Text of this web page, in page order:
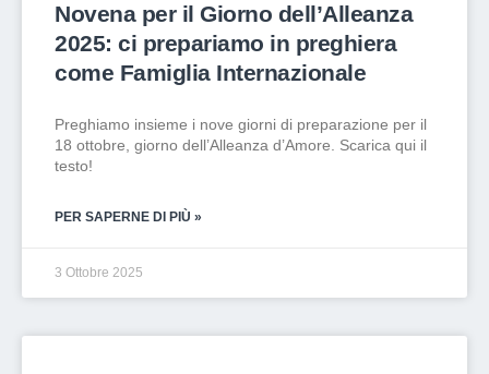
Novena per il Giorno dell’Alleanza
2025: ci prepariamo in preghiera
come Famiglia Internazionale
Preghiamo insieme i nove giorni di preparazione per il
18 ottobre, giorno dell’Alleanza d’Amore. Scarica qui il
testo!
PER SAPERNE DI PIÙ »
3 Ottobre 2025